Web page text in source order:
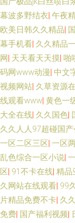
幕波多野结衣| 午夜
欧美日韩久久精品|
幕手机看| 久久精品
网| 天天看天天摸| 啪
码网www动漫| 中文
视频网站| 久草资源
线观看www| 黄色一
大全在线| 久久国色|
久久人人97超碰国
一区二区三区| 一区
乱色综合一区小说|
区| 91不卡在线| 精品
久网站在线观看| 99
片精品免费不卡| 久
免费| 国产福利视频|